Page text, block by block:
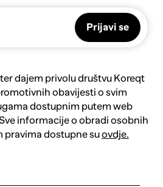
Prijavi se
dajem privolu društvu Koreqt
obavijesti o svim
dostupnim putem web
informacije o obradi osobnih
pravima dostupne suovdje.